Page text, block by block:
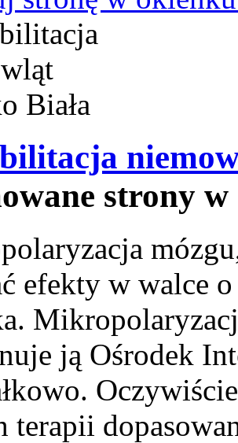
strony
efekty w walce
ją Ośrodek
terapii